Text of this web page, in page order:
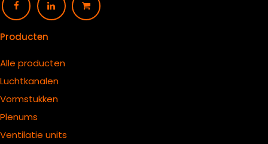
Producten
Alle producten
Luchtkanalen
Vormstukken
Plenums
Ventilatie units